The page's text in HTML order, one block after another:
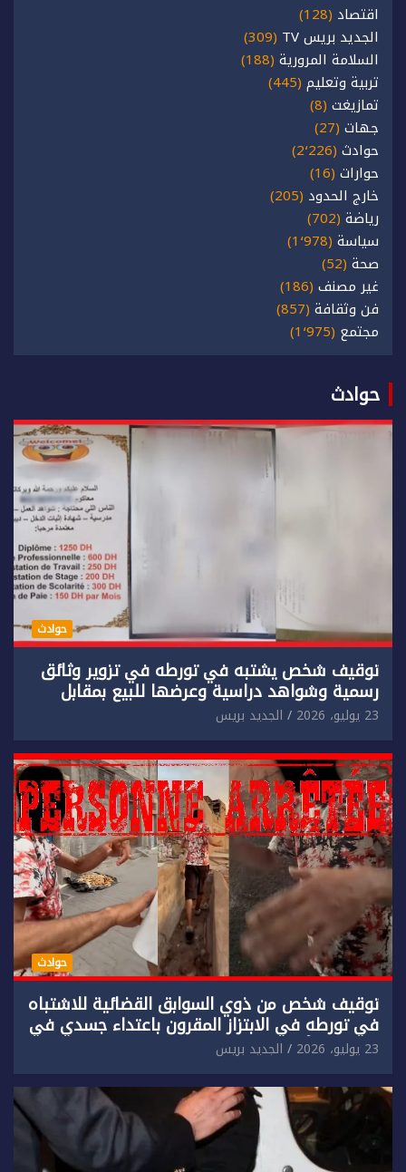
اقتصاد (128)
الجديد بريس TV
(309)
السلامة المرورية (188)
تربية وتعليم (445)
تمازيغت (8)
جهات (27)
حوادث (2٬226)
حوارات (16)
خارج الحدود (205)
رياضة (702)
سياسة (1٬978)
صحة (52)
غير مصنف (186)
فن وثقافة (857)
مجتمع (1٬975)
حوادث
حوادث
توقيف شخص يشتبه في تورطه في تزوير وثائق
رسمية وشواهد دراسية وعرضها للبيع بمقابل
مادي.
23 يوليو، 2026 الجديد بريس
حوادث
توقيف شخص من ذوي السوابق القضائية للاشتباه
في تورطه في الابتزاز المقرون باعتداء جسدي في
حق سائح أجنبي.
23 يوليو، 2026 الجديد بريس